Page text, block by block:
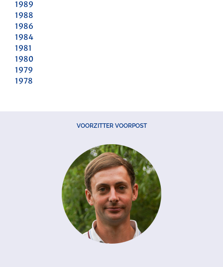
1989
1988
1986
1984
1981
1980
1979
1978
VOORZITTER VOORPOST